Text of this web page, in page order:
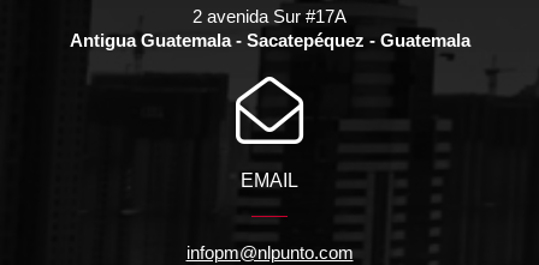
2 avenida Sur #17A
Antigua Guatemala - Sacatepéquez - Guatemala
EMAIL
infopm@nlpunto.com